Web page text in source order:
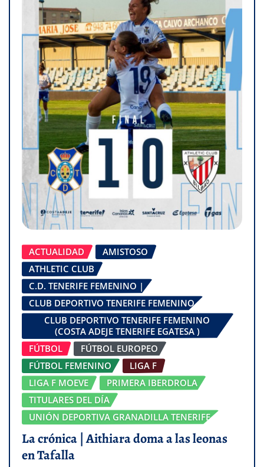
ACTUALIDAD
AMISTOSO
ATHLETIC CLUB
C.D. TENERIFE FEMENINO |
CLUB DEPORTIVO TENERIFE FEMENINO
CLUB DEPORTIVO TENERIFE FEMENINO
(COSTA ADEJE TENERIFE EGATESA )
FÚTBOL
FÚTBOL EUROPEO
FÚTBOL FEMENINO
LIGA F
LIGA F MOEVE
PRIMERA IBERDROLA
TITULARES DEL DÍA
UNIÓN DEPORTIVA GRANADILLA TENERIFE
La crónica | Aithiara doma a las leonas
en Tafalla